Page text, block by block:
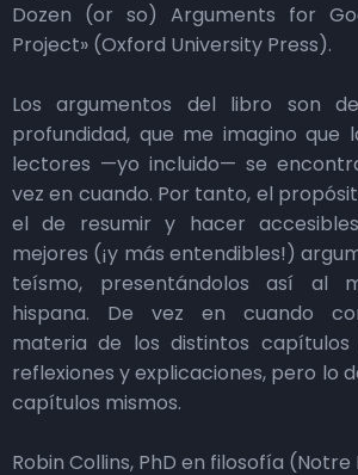
Dozen (or so) Arguments for
Project» (Oxford University Press).
Los argumentos del libro son
profundidad, que me imagino que
lectores —yo incluido— se
vez en cuando. Por tanto, el
el de resumir y hacer
mejores (¡y más entendibles!)
teísmo, presentándolos así al
hispana. De vez en cuando
materia de los distintos
reflexiones y explicaciones, pero lo
capítulos mismos.
Robin Collins, PhD en filosofía (Notre